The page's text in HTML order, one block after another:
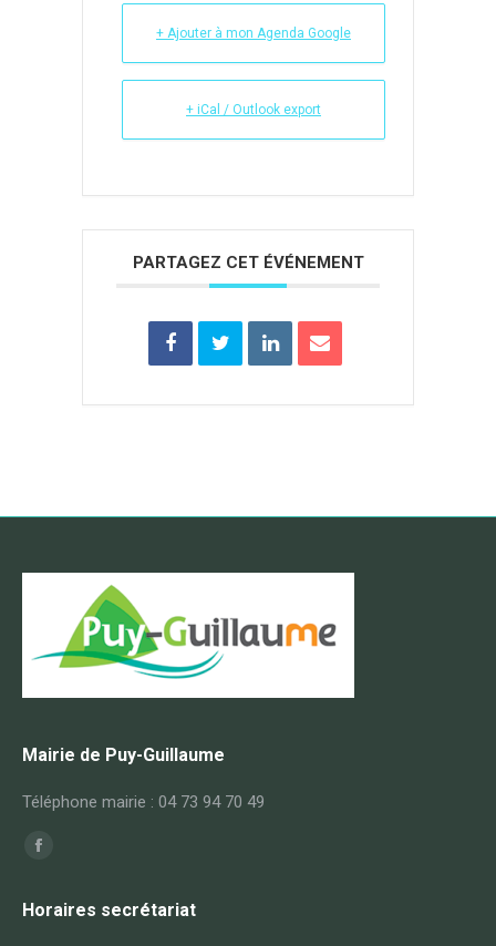
+ Ajouter à mon Agenda Google
+ iCal / Outlook export
PARTAGEZ CET ÉVÉNEMENT
Mairie de Puy-Guillaume
Téléphone mairie : 04 73 94 70 49
Trouvez nous sur :
Facebook
opens
Horaires secrétariat